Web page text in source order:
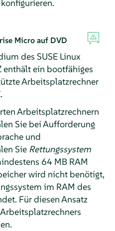
Microauf DVD
des SUSE Linux
ein bootfähiges
Arbeitsplatzrechner
Arbeitsplatzrechnern
Sie bei Aufforderung
und
Sie Rettungssystem
64 MB RAM
wird nicht benötigt,
im RAM des
Für diesen Ansatz